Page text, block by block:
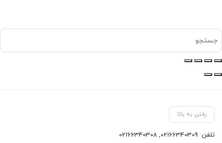
رفتن به بالا
تلفن 02166340309
,
02166340308